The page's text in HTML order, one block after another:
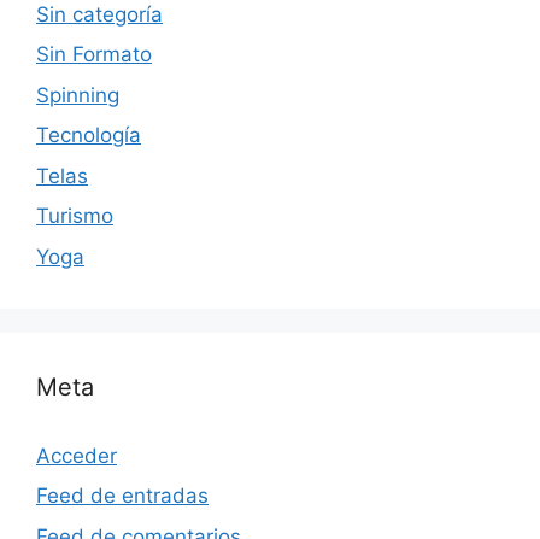
Sin categoría
Sin Formato
Spinning
Tecnología
Telas
Turismo
Yoga
Meta
Acceder
Feed de entradas